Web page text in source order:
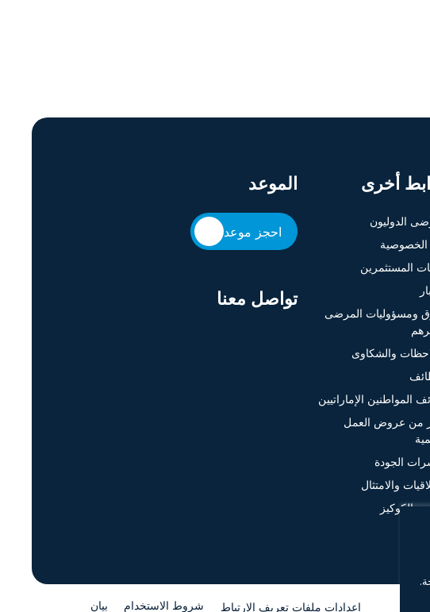
أخرى
الدوليون
الخصوصية
المستثمرين
ومسؤوليات المرضى
والشكاوى
المواطنين الإماراتيين
من عروض العمل
الجودة
والامتثال
الكوكيز
الموعد
احجز موعد
تواصل معنا
إعدادات ملفات تعريف الارتباط شروط الاستخدام بيان